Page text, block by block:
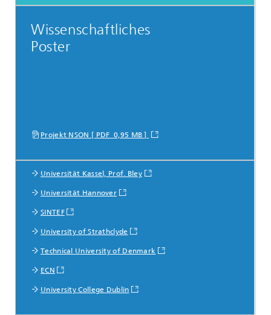
Wissenschaftliches
Poster
Projekt NSON [ PDF 0,95 MB ]
Universität Kassel, Prof. Bley
Universität Hannover
SINTEF
University of Strathclyde
Technical University of Denmark
ECN
University College Dublin